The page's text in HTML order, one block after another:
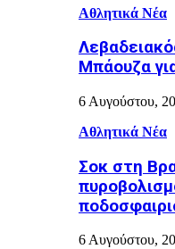
Αθλητικά Νέα
Μπάουζα
6 Αυγούστου,
Αθλητικά Νέα
Σοκ στη
6 Αυγούστου,